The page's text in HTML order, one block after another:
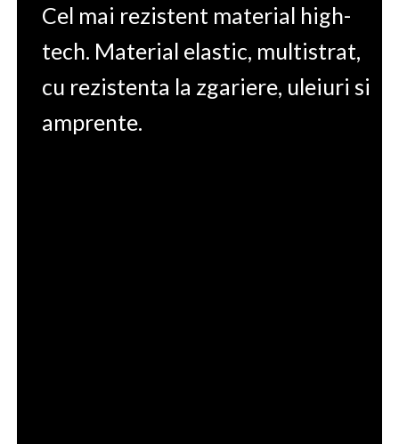
Cel mai rezistent material high-
tech. Material elastic, multistrat,
cu rezistenta la zgariere, uleiuri si
amprente.